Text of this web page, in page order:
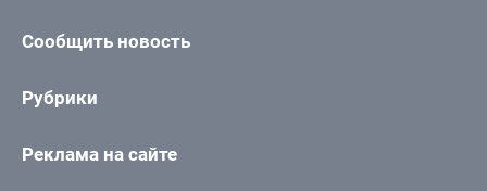
Сообщить новость
Рубрики
Реклама на сайте